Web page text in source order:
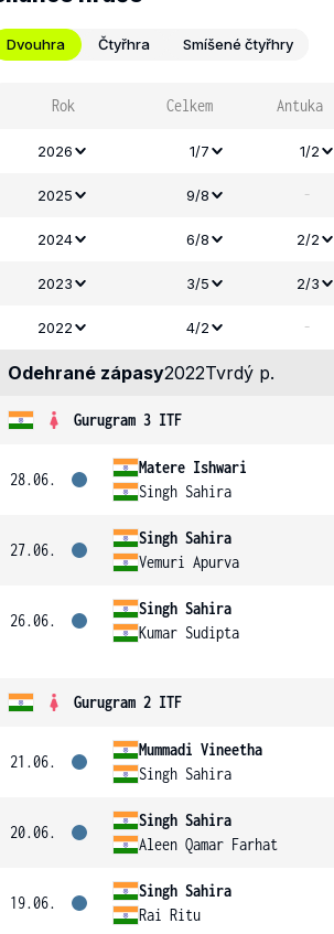
Dvouhra Čtyřhra Smíšené čtyřhry
Rok Celkem Antuka
2026 1/7 1/2
2025 9/8 -
2024 6/8 2/2
2023 3/5 2/3
2022 4/2 -
Odehrané zápasy2022Tvrdý p.
Gurugram 3 ITF
28.06.
Matere Ishwari
Singh Sahira
27.06.
Singh Sahira
Vemuri Apurva
26.06.
Singh Sahira
Kumar Sudipta
Gurugram 2 ITF
21.06.
Mummadi Vineetha
Singh Sahira
20.06.
Singh Sahira
Aleen Qamar Farhat
19.06.
Singh Sahira
Rai Ritu